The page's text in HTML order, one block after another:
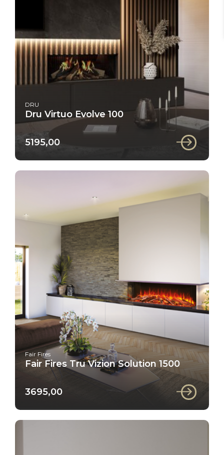
DRU
Dru Virtuo Evolve 100
5195,00
Fair Fires
Fair Fires Tru Vizion Solution 1500
3695,00